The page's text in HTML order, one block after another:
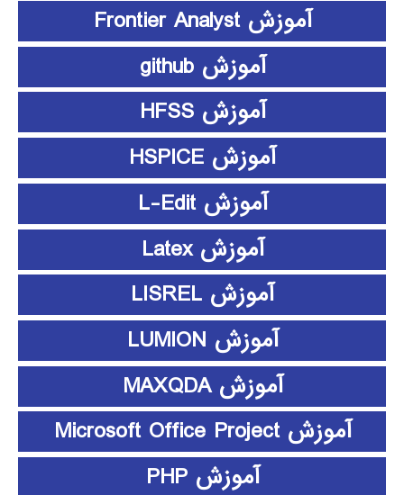
آموزش Frontier Analyst
آموزش github
آموزش HFSS
آموزش HSPICE
آموزش L-Edit
آموزش Latex
آموزش LISREL
آموزش LUMION
آموزش MAXQDA
آموزش Microsoft Office Project
آموزش PHP